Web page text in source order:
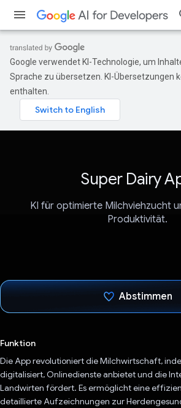
Google verwendet KI-Technologie, um
Sprache zu übersetzen. KI-Übersetzungen
enthalten.
Super Dairy
KI für optimierte Milchviehzucht
Produktivität.
Abstimmen
Funktion
Die App revolutioniert die Milchwirtschaft,
digitalisiert, Onlinedienste anbietet und die
Landwirten fördert. Es ermöglicht eine
detaillierte Aufzeichnungen zur